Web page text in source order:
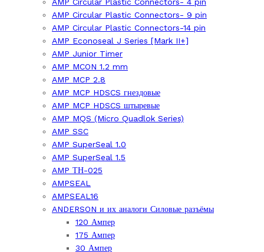
AMP Circular Plastic Connectors- 4 pin
AMP Circular Plastic Connectors- 9 pin
AMP Circular Plastic Connectors-14 pin
AMP Econoseal J Series [Mark II+]
AMP Junior Timer
AMP MCON 1.2 mm
AMP MCP 2.8
AMP MCP HDSCS гнездовые
AMP MCP HDSCS штыревые
AMP MQS (Micro Quadlok Series)
AMP SSC
AMP SuperSeal 1.0
AMP SuperSeal 1.5
AMP ТН-025
AMPSEAL
AMPSEAL16
ANDERSON и их аналоги Силовые разъёмы
120 Ампер
175 Ампер
30 Ампер